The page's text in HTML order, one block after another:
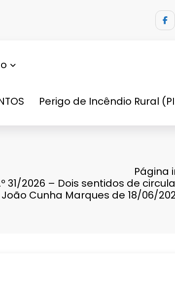
Perigo de Incêndio Rural
Página
31/2026 – Dois sentidos de
João Cunha Marques de 18/06/